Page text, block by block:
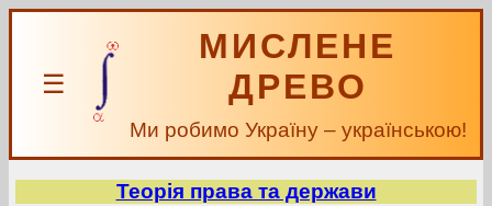
☰
МИСЛЕНЕ
ДРЕВО
Ми робимо Україну – українською!
Теорія права та держави